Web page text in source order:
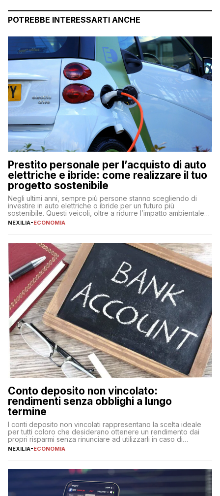
POTREBBE INTERESSARTI ANCHE
Prestito personale per l’acquisto di auto
elettriche e ibride: come realizzare il tuo
progetto sostenibile
Negli ultimi anni, sempre più persone stanno scegliendo di
investire in auto elettriche o ibride per un futuro più
sostenibile. Questi veicoli, oltre a ridurre l’impatto ambientale,
offrono vantaggi economici a lungo termine, come minori costi
fare se non […]
NEXILIA-ECONOMIA
Conto deposito non vincolato:
rendimenti senza obblighi a lungo
termine
I conti deposito non vincolati rappresentano la scelta ideale
per tutti coloro che desiderano ottenere un rendimento dai
propri risparmi senza rinunciare ad utilizzarli in caso di
necessità. A differenza delle forme vincolate tradizionali,
flessibilità e rendimento. Come funzionano […]
NEXILIA-ECONOMIA